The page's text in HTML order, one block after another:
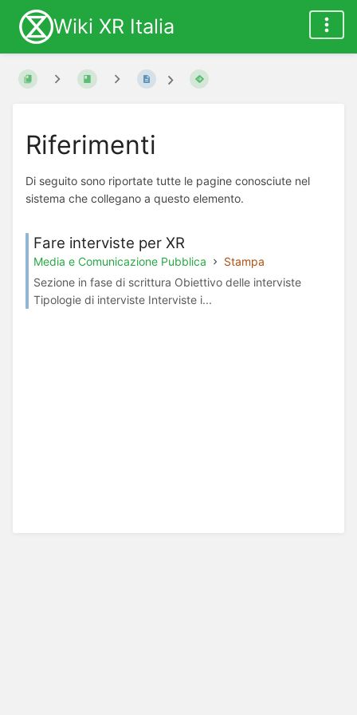
Wiki XR Italia
Riferimenti
Di seguito sono riportate tutte le pagine conosciute nel
sistema che collegano a questo elemento.
Fare interviste per XR
Media e Comunicazione Pubblica
Stampa
Sezione in fase di scrittura Obiettivo delle interviste
Tipologie di interviste Interviste i...